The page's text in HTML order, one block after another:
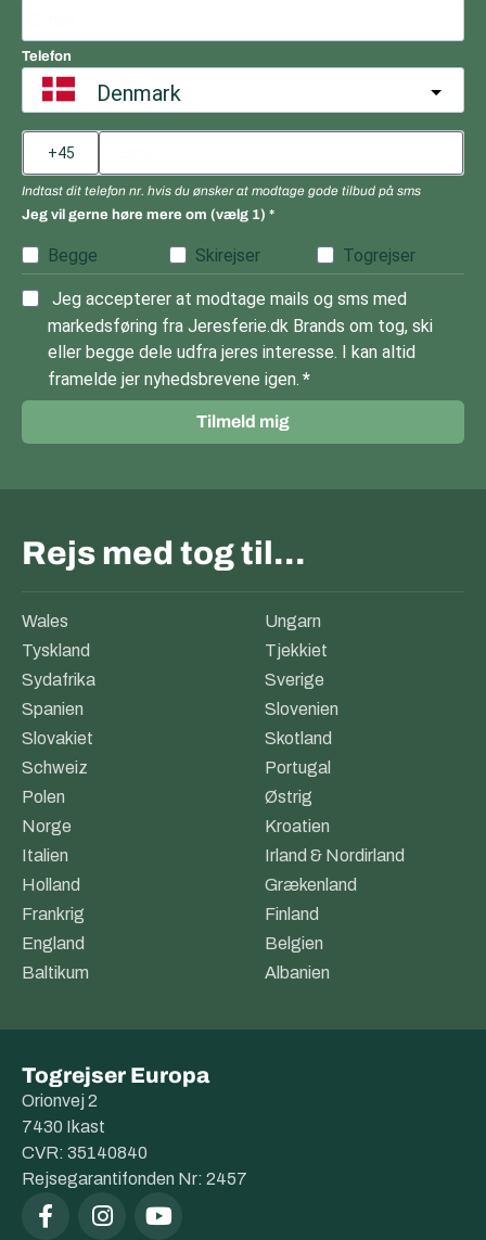
Telefon
Denmark
Indtast dit telefon nr. hvis du ønsker at modtage gode tilbud på sms
Jeg vil gerne høre mere om (vælg 1)
Begge Skirejser Togrejser
Jeg accepterer at modtage mails og sms med
markedsføring fra Jeresferie.dk Brands om tog, ski
eller begge dele udfra jeres interesse. I kan altid
framelde jer nyhedsbrevene igen.
Tilmeld mig
Rejs med tog til…
Wales
Ungarn
Tyskland
Tjekkiet
Sydafrika
Sverige
Spanien
Slovenien
Slovakiet
Skotland
Schweiz
Portugal
Polen
Østrig
Norge
Kroatien
Italien
Irland & Nordirland
Holland
Grækenland
Frankrig
Finland
England
Belgien
Baltikum
Albanien
Togrejser Europa
Orionvej 2
7430 Ikast
CVR: 35140840
Rejsegarantifonden Nr: 2457